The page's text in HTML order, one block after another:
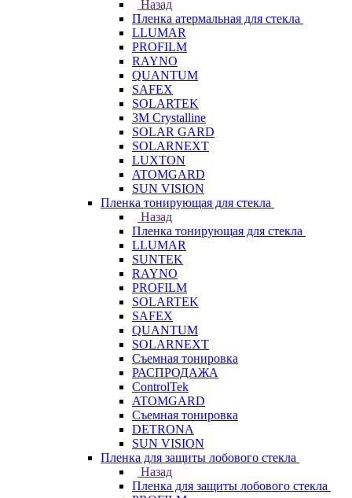
Назад
Пленка атермальная для стекла
LLUMAR
PROFILM
RAYNO
QUANTUM
SAFEX
SOLARTEK
3M Crystalline
SOLAR GARD
SOLARNEXT
LUXTON
ATOMGARD
SUN VISION
Пленка тонирующая для стекла
Назад
Пленка тонирующая для стекла
LLUMAR
SUNTEK
RAYNO
PROFILM
SOLARTEK
SAFEX
QUANTUM
SOLARNEXT
Съемная тонировка
РАСПРОДАЖА
ControlTek
ATOMGARD
Съемная тонировка
DETRONA
SUN VISION
Пленка для защиты лобового стекла
Назад
Пленка для защиты лобового стекла